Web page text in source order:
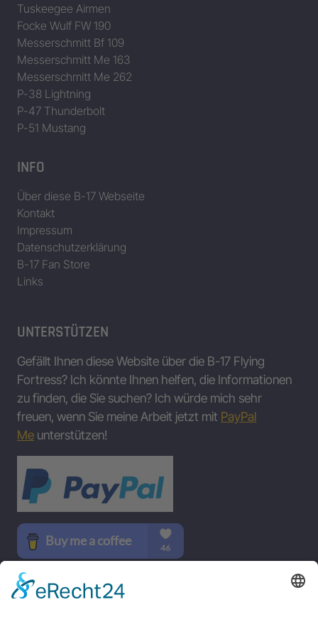
Tuskeegee Airmen
Focke Wulf FW 190
Messerschmitt Bf 109
Messerschmitt Me 163
Messerschmitt Me 262
P-38 Lightning
P-47 Thunderbolt
P-51 Mustang
INFO
Über diese B-17 Webseite
Kontakt
Impressum
Datenschutzerklärung
B-17 Fan Store
Links
UNTERSTÜTZEN
Gefällt Ihnen diese Website über die B-17 Flying
Fortress? Ich könnte Ihnen helfen, die Informationen
zu finden, die Sie suchen? Ich würde mich sehr
freuen, wenn Sie meine Arbeit jetzt mit PayPal
Me unterstützen!
SOCIAL MEDIA